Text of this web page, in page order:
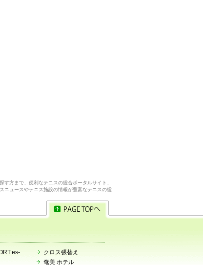
方まで、便利なテニスの総合ポータルサイト、
ニュースやテニス施設の情報が豊富なテニスの総
クロス張替え
奄美 ホテル